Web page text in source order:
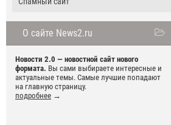
О сайте News2.ru
Новости 2.0 — новостной сайт нового
формата. Вы сами выбираете интересные и
актуальные темы. Самые лучшие попадают
на главную страницу.
подробнее →